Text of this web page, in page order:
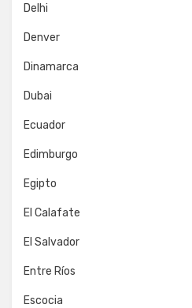
Delhi
Denver
Dinamarca
Dubai
Ecuador
Edimburgo
Egipto
El Calafate
El Salvador
Entre Ríos
Escocia